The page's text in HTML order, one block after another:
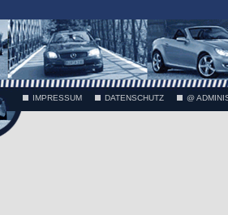
IMPRESSUM DATENSCHUTZ @